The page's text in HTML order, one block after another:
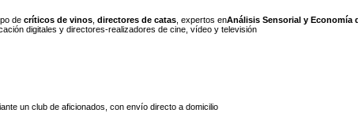
de críticos de vinos directores de catas , expertos enAnálisis Sensorial y Economía
digitales y directores-realizadores de cine, vídeo y televisión
un club de aficionados, con envío directo a domicilio